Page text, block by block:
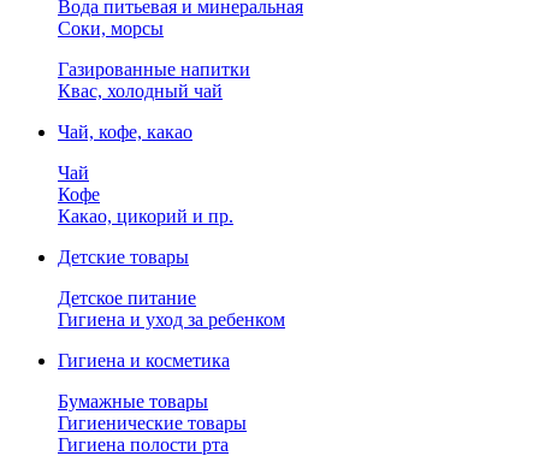
Вода питьевая и минеральная
Соки, морсы
Газированные напитки
Квас, холодный чай
Чай, кофе, какао
Чай
Кофе
Какао, цикорий и пр.
Детские товары
Детское питание
Гигиена и уход за ребенком
Гигиена и косметика
Бумажные товары
Гигиенические товары
Гигиена полости рта